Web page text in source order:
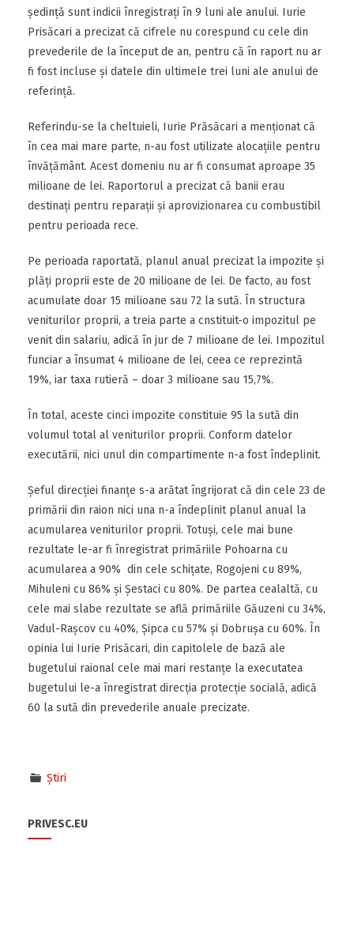
ședință sunt indicii înregistrați în 9 luni ale anului. Iurie
Prisăcari a precizat că cifrele nu corespund cu cele din
prevederile de la început de an, pentru că în raport nu ar
fi fost incluse și datele din ultimele trei luni ale anului de
referință.
Referindu-se la cheltuieli, Iurie Prăsăcari a menționat că
în cea mai mare parte, n-au fost utilizate alocațiile pentru
învățământ. Acest domeniu nu ar fi consumat aproape 35
milioane de lei. Raportorul a precizat că banii erau
destinați pentru reparații și aprovizionarea cu combustibil
pentru perioada rece.
Pe perioada raportată, planul anual precizat la impozite şi
plăţi proprii este de 20 milioane de lei. De facto, au fost
acumulate doar 15 milioane sau 72 la sută. În structura
veniturilor proprii, a treia parte a cnstituit-o impozitul pe
venit din salariu, adică în jur de 7 milioane de lei. Impozitul
funciar a însumat 4 milioane de lei, ceea ce reprezintă
19%, iar taxa rutieră – doar 3 milioane sau 15,7%.
În total, aceste cinci impozite constituie 95 la sută din
volumul total al veniturilor proprii. Conform datelor
executării, nici unul din compartimente n-a fost îndeplinit.
Șeful direcției finanțe s-a arătat îngrijorat că din cele 23 de
primării din raion nici una n-a îndeplinit planul anual la
acumularea veniturilor proprii. Totuși, cele mai bune
rezultate le-ar fi înregistrat primăriile Pohoarna cu
acumularea a 90% din cele schițate, Rogojeni cu 89%,
Mihuleni cu 86% și Șestaci cu 80%. De partea cealaltă, cu
cele mai slabe rezultate se află primăriile Găuzeni cu 34%,
Vadul-Rașcov cu 40%, Șipca cu 57% și Dobrușa cu 60%. În
opinia lui Iurie Prisăcari, din capitolele de bază ale
bugetului raional cele mai mari restanțe la executatea
bugetului le-a înregistrat direcția protecție socială, adică
60 la sută din prevederile anuale precizate.
Știri
PRIVESC.EU